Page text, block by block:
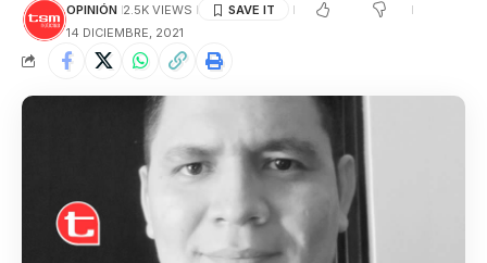
OPINIÓN 2.5K VIEWS
14 DICIEMBRE, 2021